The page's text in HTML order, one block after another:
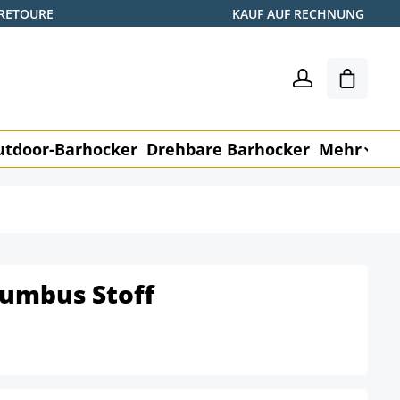
KAUF AUF RECHNUNG
Barhocker Drehbare Barhocker Mehr
Stoff